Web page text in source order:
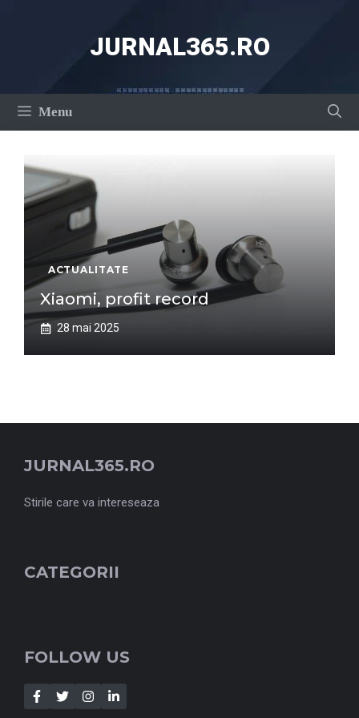
JURNAL365.RO
Menu
ACTUALITATE
Xiaomi, profit record
28 mai 2025
JURNAL365.RO
Stirile care va intereseaza
CATEGORII
FOLLOW US